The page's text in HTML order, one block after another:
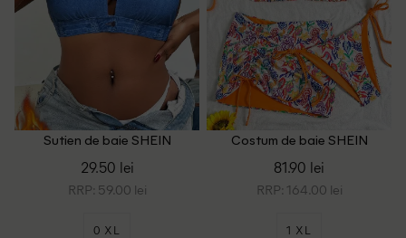
Sutien de baie SHEIN
29.50 lei
RRP: 59.00 lei
0 XL
Costum de baie SHEIN
81.90 lei
RRP: 164.00 lei
1 XL